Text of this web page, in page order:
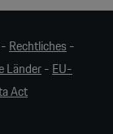
Rechtliches-
Länder-EU-
Act